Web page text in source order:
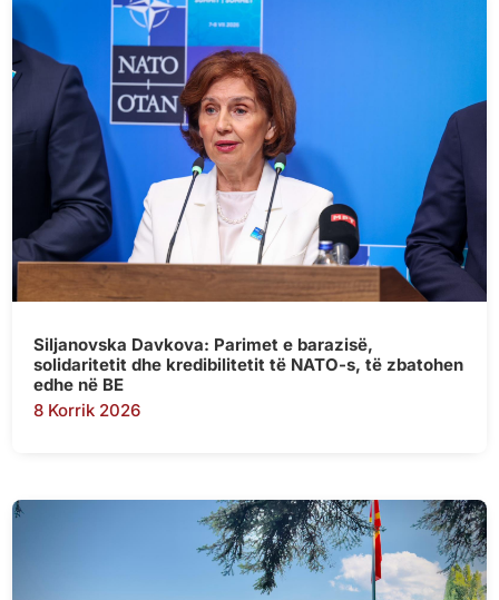
Siljanovska Davkova: Parimet e barazisë,
solidaritetit dhe kredibilitetit të NATO-s, të zbatohen
edhe në BE
8 Korrik 2026